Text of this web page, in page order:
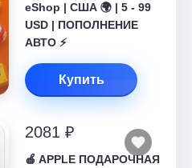
eShop | США 🌍 | 5 - 99
USD | ПОПОЛНЕНИЕ
АВТО ⚡
Купить
2081 ₽
🍎 APPLE ПОДАРОЧНАЯ